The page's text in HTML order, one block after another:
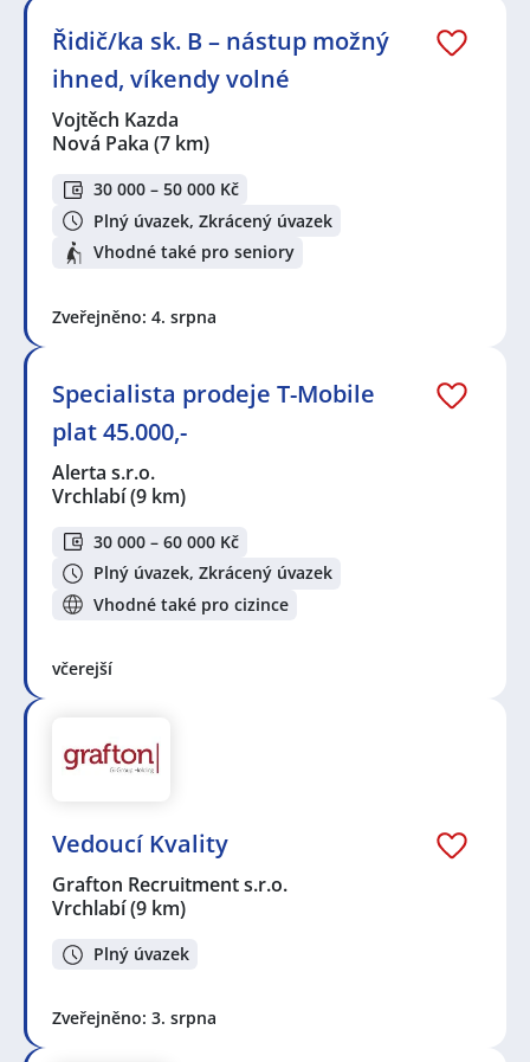
Řidič/ka sk. B – nástup možný
ihned, víkendy volné
Vojtěch Kazda
Nová Paka (7 km)
30 000 – 50 000 Kč
Plný úvazek, Zkrácený úvazek
Vhodné také pro seniory
Zveřejněno: 4. srpna
Specialista prodeje T-Mobile
plat 45.000,-
Alerta s.r.o.
Vrchlabí(9 km)
30 000 – 60 000 Kč
Plný úvazek, Zkrácený úvazek
Vhodné také pro cizince
včerejší
Vedoucí Kvality
Grafton Recruitment s.r.o.
Vrchlabí(9 km)
Plný úvazek
Zveřejněno: 3. srpna